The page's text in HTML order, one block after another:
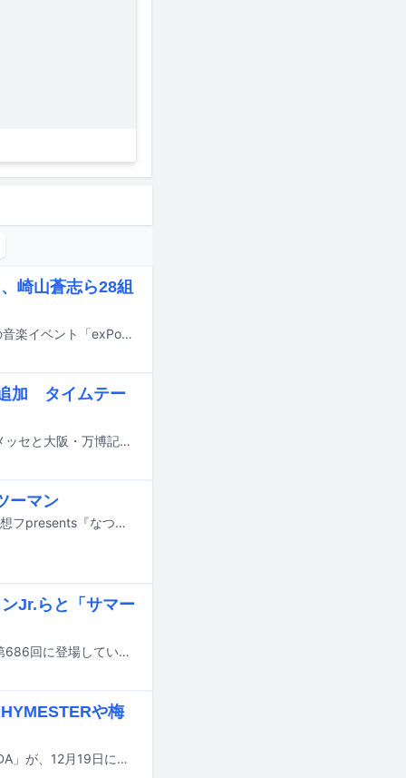
崎山蒼志ら28組
11月15日に東京・渋谷の7会場にて開催されるカルチャーメディア・NiEW主催の音楽イベント「exPoP!!!!!再会 2026」の出演アーティスト第1弾が発表された。
加 タイムテー
8月14日から16日までの3日間にわたり、千葉・ZOZOマリンスタジアム＆幕張メッセと大阪・万博記念公園で行われる音楽フェスティバル「SUMMER SONIC 2026」の追加出演アーティストが発表された。
ーマン
藤澤信次郎（浪漫革命）と澤部渡（スカート）によるツーマンライブ「月見ル君想フpresents『なつやすみ▽●◇』」が、7月30日に東京・青山 月見ル君想フで開催される。
Jr.らと「サマー
真心ブラザーズが昨日7月15日にYouTubeで公開された「THE FIRST TAKE」の第686回に登場している。
や梅
KEN THE 390が主催する都市型ヒップホップフェス「CITY GARDEN in MACHIDA」が、12月19日に東京・町田市民ホールで開催される。